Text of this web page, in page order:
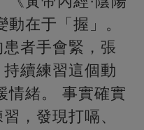
在于「握」。
者手會緊，張
續練習這個動
情緒。 事實確實
，發現打嗝、